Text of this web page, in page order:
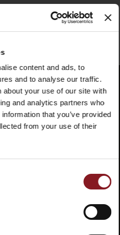
content and ads, to
and to analyse our traffic.
about your use of our site with
and analytics partners who
that you’ve provided
from your use of their
de la categoría
EN NUESTRA
un código de
las últimas noticias y